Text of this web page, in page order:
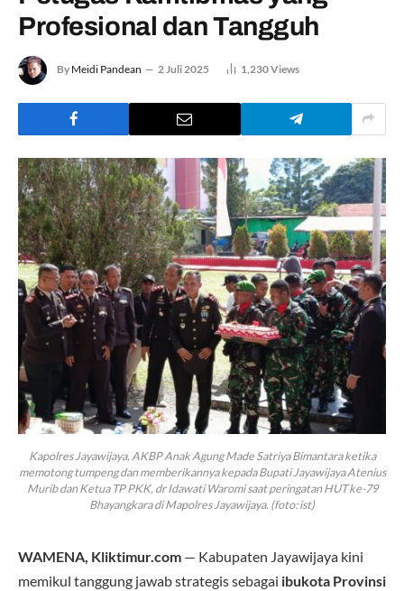
Profesional dan Tangguh
By Meidi Pandean 2 Juli 2025 1,230Views
Kapolres Jayawijaya, AKBP Anak Agung Made Satriya Bimantara ketika
memotong tumpeng dan memberikannya kepada Bupati Jayawijaya Atenius
Murib dan Ketua TP PKK, dr Idawati Waromi saat peringatan HUT ke-79
Bhayangkara di Mapolres Jayawijaya. (foto: ist)
WAMENA, Kliktimur.com — Kabupaten Jayawijaya kini
memikul tanggung jawab strategis sebagai ibukota Provinsi